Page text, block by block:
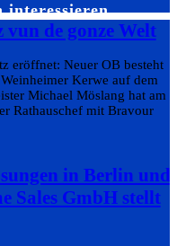
interessieren…
de gonze Welt
eröffnet: Neuer OB besteht
Kerwe auf dem
Michael Möslang hat am
Rathauschef mit Bravour
in Berlin und
Sales GmbH stellt